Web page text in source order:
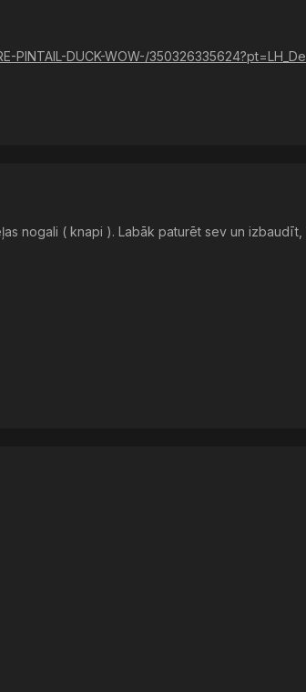
PINTAIL-DUCK-WOW-/
nogali ( knapi ). Labāk paturēt sev un